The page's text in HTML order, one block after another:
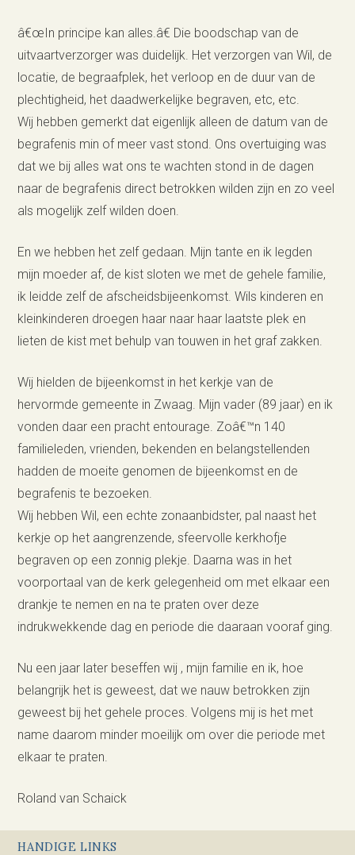
â€œIn principe kan alles.â€ Die boodschap van de
uitvaartverzorger was duidelijk. Het verzorgen van Wil, de
locatie, de begraafplek, het verloop en de duur van de
plechtigheid, het daadwerkelijke begraven, etc, etc.
Wij hebben gemerkt dat eigenlijk alleen de datum van de
begrafenis min of meer vast stond. Ons overtuiging was
dat we bij alles wat ons te wachten stond in de dagen
naar de begrafenis direct betrokken wilden zijn en zo veel
als mogelijk zelf wilden doen.
En we hebben het zelf gedaan. Mijn tante en ik legden
mijn moeder af, de kist sloten we met de gehele familie,
ik leidde zelf de afscheidsbijeenkomst. Wils kinderen en
kleinkinderen droegen haar naar haar laatste plek en
lieten de kist met behulp van touwen in het graf zakken.
Wij hielden de bijeenkomst in het kerkje van de
hervormde gemeente in Zwaag. Mijn vader (89 jaar) en ik
vonden daar een pracht entourage. Zoâ€™n 140
familieleden, vrienden, bekenden en belangstellenden
hadden de moeite genomen de bijeenkomst en de
begrafenis te bezoeken.
Wij hebben Wil, een echte zonaanbidster, pal naast het
kerkje op het aangrenzende, sfeervolle kerkhofje
begraven op een zonnig plekje. Daarna was in het
voorportaal van de kerk gelegenheid om met elkaar een
drankje te nemen en na te praten over deze
indrukwekkende dag en periode die daaraan vooraf ging.
Nu een jaar later beseffen wij , mijn familie en ik, hoe
belangrijk het is geweest, dat we nauw betrokken zijn
geweest bij het gehele proces. Volgens mij is het met
name daarom minder moeilijk om over die periode met
elkaar te praten.
Roland van Schaick
HANDIGE LINKS